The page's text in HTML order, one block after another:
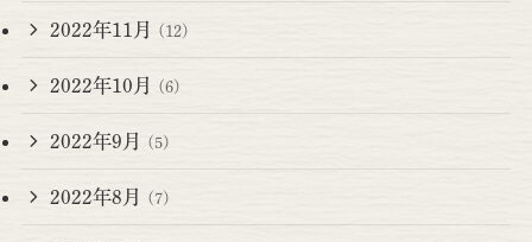
2022年11月 (12)
2022年10月 (6)
2022年9月 (5)
2022年8月 (7)